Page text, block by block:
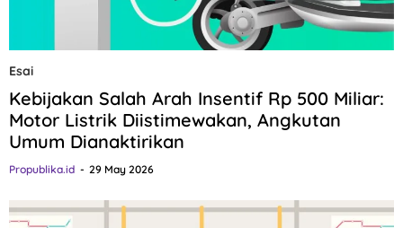
Esai
Kebijakan Salah Arah Insentif Rp 500 Miliar:
Motor Listrik Diistimewakan, Angkutan
Umum Dianaktirikan
Propublika.id 29 May 2026